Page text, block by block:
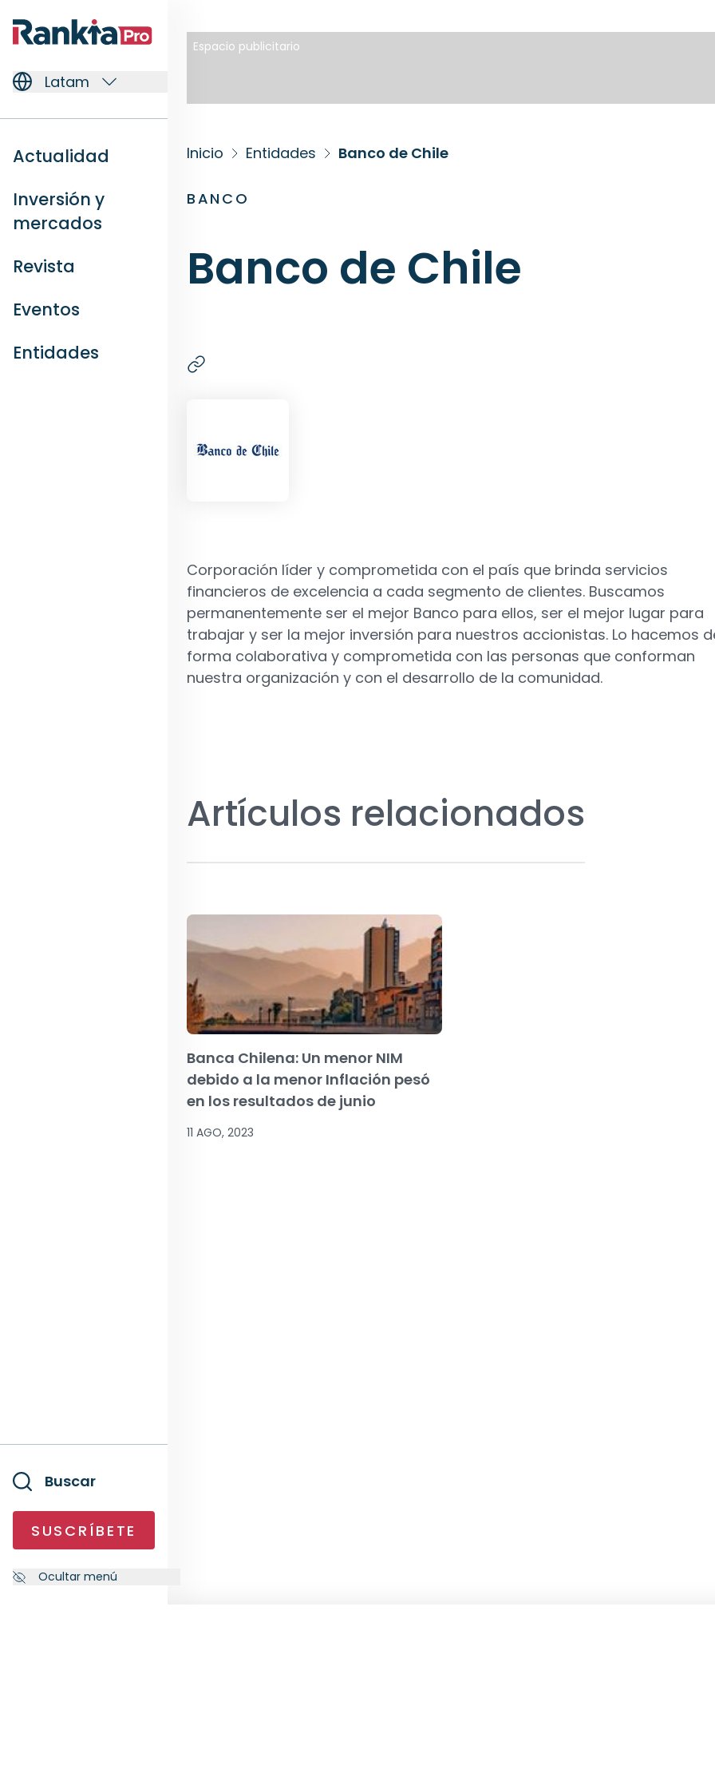
Latam
Actualidad
Inversión y
mercados
Revista
Eventos
Entidades
Buscar
SUSCRÍBETE
Ocultar menú
Espacio publicitario
Inicio Entidades Banco de Chile
BANCO
Banco de Chile
Corporación líder y comprometida con el país que brinda servicios
financieros de excelencia a cada segmento de clientes. Buscamos
permanentemente ser el mejor Banco para ellos, ser el mejor lugar para
trabajar y ser la mejor inversión para nuestros accionistas. Lo hacemos
forma colaborativa y comprometida con las personas que conforman
nuestra organización y con el desarrollo de la comunidad.
Artículos relacionados
Banca Chilena: Un menor NIM
debido a la menor Inflación pesó
en los resultados de junio
11 AGO, 2023